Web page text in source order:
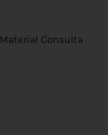
Material Consulta